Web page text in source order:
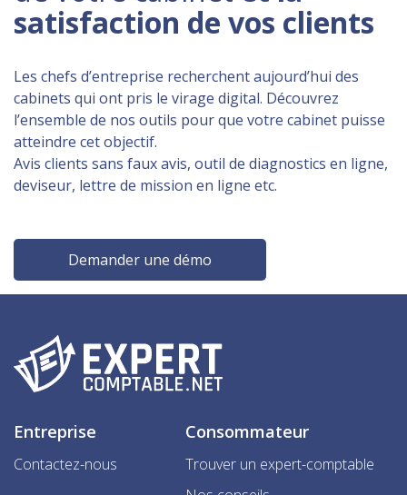
satisfaction de vos clients
Les chefs d’entreprise recherchent aujourd’hui des
cabinets qui ont pris le virage digital. Découvrez
l’ensemble de nos outils pour que votre cabinet puisse
atteindre cet objectif.
Avis clients sans faux avis, outil de diagnostics en ligne,
deviseur, lettre de mission en ligne etc.
Demander une démo
Entreprise
Contactez-nous
Consommateur
Trouver un expert-comptable